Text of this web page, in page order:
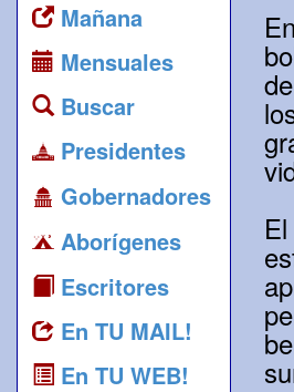
Mañana
Mensuales
Buscar
Presidentes
Gobernadores
Aborígenes
Escritores
En TU MAIL!
En TU WEB!